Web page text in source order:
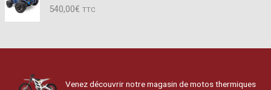
540,00€ TTC
Venez découvrir notre magasin de motos thermiques